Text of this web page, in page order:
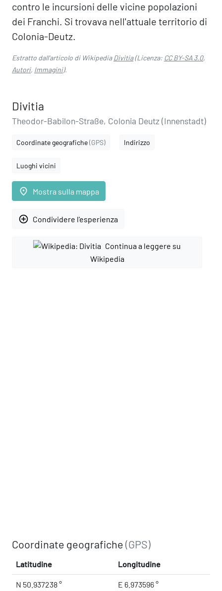
contro le incursioni delle vicine popolazioni
dei Franchi. Si trovava nell'attuale territorio di
Colonia-Deutz.
Estratto dall'articolo di WikipediaDivitia(Licenza: CC BY-SA 3.0,
Autori, Immagini).
Divitia
Theodor-Babilon-Straße, Colonia Deutz (Innenstadt)
Coordinate geografiche(GPS) Indirizzo
Luoghi vicini
place Mostra sulla mappa
add_circle_outline Condividere l'esperienza
Continua a leggere su
Wikipedia
Coordinate geografiche(GPS)
Latitudine Longitudine
N 50.937238 ° E 6.973596 °